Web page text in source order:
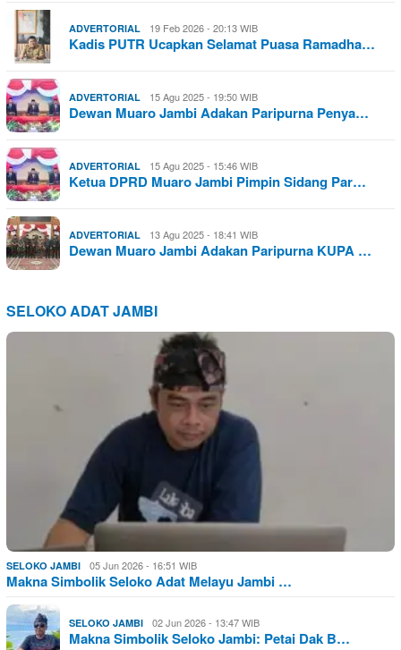
ADVERTORIAL 19 Feb 2026 - 20:13 WIB
Kadis PUTR Ucapkan Selamat Puasa Ramadha…
ADVERTORIAL 15 Agu 2025 - 19:50 WIB
Dewan Muaro Jambi Adakan Paripurna Penya…
ADVERTORIAL 15 Agu 2025 - 15:46 WIB
Ketua DPRD Muaro Jambi Pimpin Sidang Par…
ADVERTORIAL 13 Agu 2025 - 18:41 WIB
Dewan Muaro Jambi Adakan Paripurna KUPA …
SELOKO ADAT JAMBI
SELOKO JAMBI 05 Jun 2026 - 16:51 WIB
Makna Simbolik Seloko Adat Melayu Jambi …
SELOKO JAMBI 02 Jun 2026 - 13:47 WIB
Makna Simbolik Seloko Jambi: Petai Dak B…